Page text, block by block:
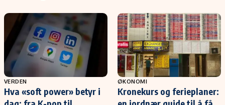
VERDEN
Hva «soft power» betyr i
ØKONOMI
Kronekurs og ferieplaner: